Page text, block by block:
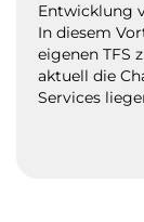
Entwicklung
In diesem
eigenen TFS
aktuell die
Services